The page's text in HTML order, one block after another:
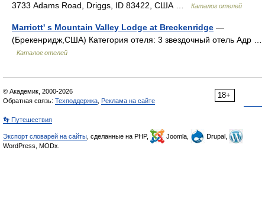
3733 Adams Road, Driggs, ID 83422, США …
Каталог отелей
Marriott' s Mountain Valley Lodge at Breckenridge —
(Брекенридж,США) Категория отеля: 3 звездочный отель Адр …
Каталог отелей
18+
© Академик, 2000-2026
Обратная связь: Техподдержка Реклама на сайте
👣 Путешествия
Экспорт словарей на сайты , сделанные на PHP, Joomla,
Drupal,
WordPress, MODx.